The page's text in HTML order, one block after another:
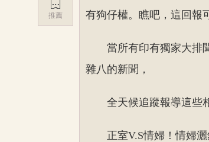
有狗仔權。瞧吧，這回報
當所有印有獨家大排
雜八的新聞，
全天候追蹤報導這些
正室V.S情婦！情婦
推薦